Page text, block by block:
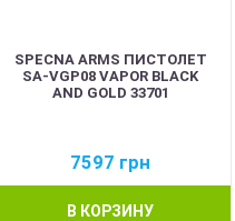
SPECNA ARMS ПИСТОЛЕТ
SA-VGP08 VAPOR BLACK
AND GOLD 33701
7597 грн
В КОРЗИНУ